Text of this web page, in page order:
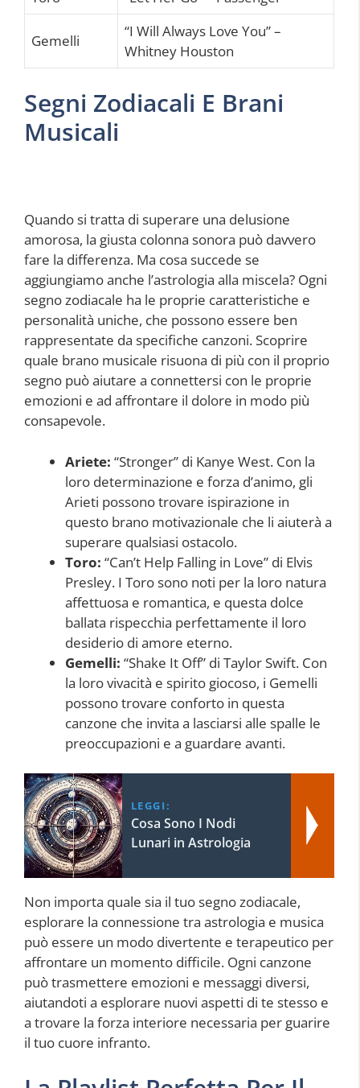
Gemelli
“I Will Always Love You” –
Whitney Houston
Segni Zodiacali E Brani
Musicali
Quando si tratta di superare una delusione
amorosa, la giusta colonna sonora può davvero
fare la differenza. Ma cosa succede se
aggiungiamo anche l’astrologia alla miscela? Ogni
segno zodiacale ha le proprie caratteristiche e
personalità uniche, che possono essere ben
rappresentate da specifiche canzoni. Scoprire
quale brano musicale risuona di più con il proprio
segno può aiutare a connettersi con le proprie
emozioni e ad affrontare il dolore in modo più
consapevole.
Ariete: “Stronger” di Kanye West. Con la
loro determinazione e forza d’animo, gli
Arieti possono trovare ispirazione in
questo brano motivazionale che li aiuterà a
superare qualsiasi ostacolo.
Toro: “Can’t Help Falling in Love” di Elvis
Presley. I Toro sono noti per la loro natura
affettuosa e romantica, e questa dolce
ballata rispecchia perfettamente il loro
desiderio di amore eterno.
Gemelli: “Shake It Off” di Taylor Swift. Con
la loro vivacità e spirito giocoso, i Gemelli
possono trovare conforto in questa
canzone che invita a lasciarsi alle spalle le
preoccupazioni e a guardare avanti.
LEGGI:
Cosa Sono I Nodi
Lunari in Astrologia
Non importa quale sia il tuo segno zodiacale,
esplorare la connessione tra astrologia e musica
può essere un modo divertente e terapeutico per
affrontare un momento difficile. Ogni canzone
può trasmettere emozioni e messaggi diversi,
aiutandoti a esplorare nuovi aspetti di te stesso e
a trovare la forza interiore necessaria per guarire
il tuo cuore infranto.